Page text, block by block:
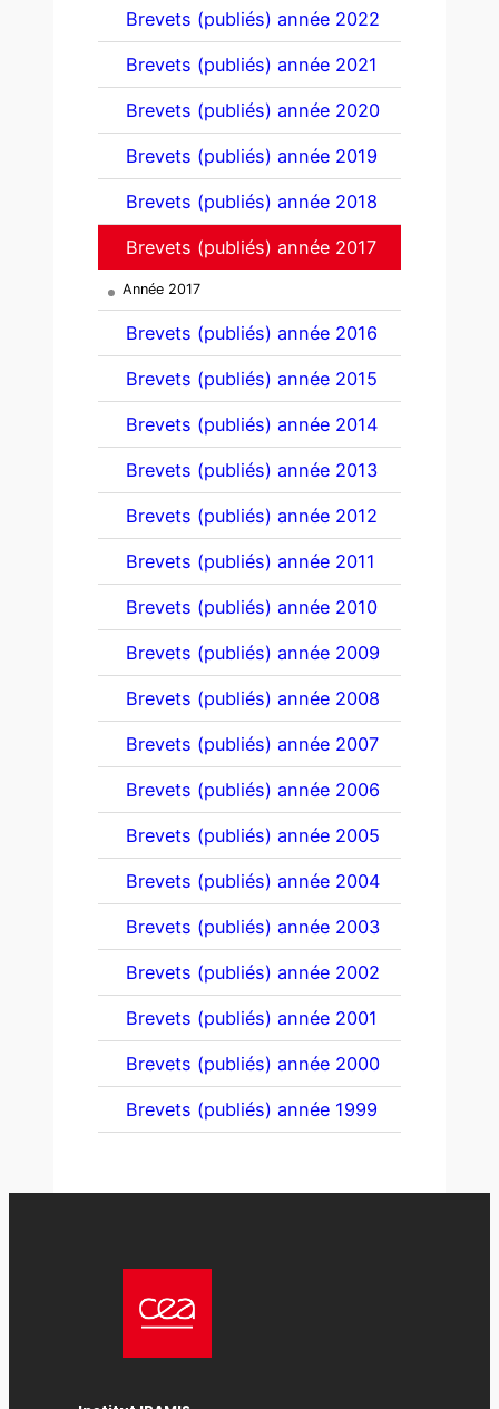
Brevets (publiés) année 2022
Brevets (publiés) année 2021
Brevets (publiés) année 2020
Brevets (publiés) année 2019
Brevets (publiés) année 2018
Brevets (publiés) année 2017
Année 2017
Brevets (publiés) année 2016
Brevets (publiés) année 2015
Brevets (publiés) année 2014
Brevets (publiés) année 2013
Brevets (publiés) année 2012
Brevets (publiés) année 2011
Brevets (publiés) année 2010
Brevets (publiés) année 2009
Brevets (publiés) année 2008
Brevets (publiés) année 2007
Brevets (publiés) année 2006
Brevets (publiés) année 2005
Brevets (publiés) année 2004
Brevets (publiés) année 2003
Brevets (publiés) année 2002
Brevets (publiés) année 2001
Brevets (publiés) année 2000
Brevets (publiés) année 1999